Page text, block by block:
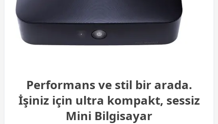
Performans ve stil bir arada.
İşiniz için ultra kompakt, sessiz
Mini Bilgisayar